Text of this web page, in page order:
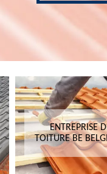
ENTREPRISE
TOITURE BE